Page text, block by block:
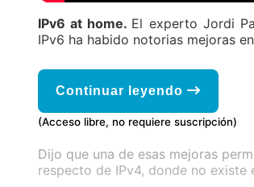
IPv6 at home. El experto Jordi
IPv6 ha habido notorias mejoras
Continuar leyendo
(Acceso libre, no requiere suscripción)
Dijo que una de esas mejoras
respecto de IPv4, donde no existe